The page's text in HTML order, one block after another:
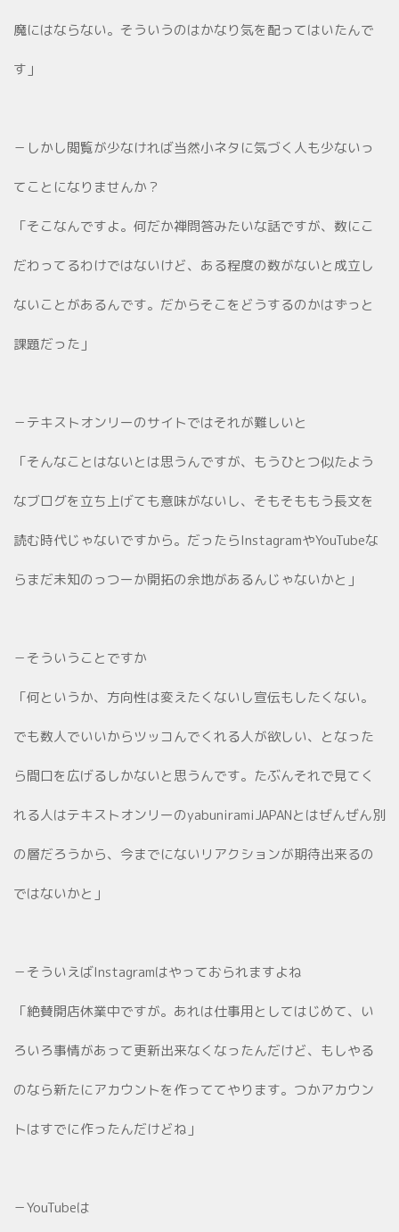
魔にはならない。そういうのはかなり気を配ってはいたんで
す」
－しかし閲覧が少なければ当然小ネタに気づく人も少ないっ
てことになりませんか？
「そこなんですよ。何だか禅問答みたいな話ですが、数にこ
だわってるわけではないけど、ある程度の数がないと成立し
ないことがあるんです。だからそこをどうするのかはずっと
課題だった」
－テキストオンリーのサイトではそれが難しいと
「そんなことはないとは思うんですが、もうひとつ似たよう
なブログを立ち上げても意味がないし、そもそももう長文を
読む時代じゃないですから。だったらInstagramやYouTubeな
らまだ未知のっつーか開拓の余地があるんじゃないかと」
－そういうことですか
「何というか、方向性は変えたくないし宣伝もしたくない。
でも数人でいいからツッコんでくれる人が欲しい、となった
ら間口を広げるしかないと思うんです。たぶんそれで見てく
れる人はテキストオンリーのyabuniramiJAPANとはぜんぜん別
の層だろうから、今までにないリアクションが期待出来るの
ではないかと」
－そういえばInstagramはやっておられますよね
「絶賛開店休業中ですが。あれは仕事用としてはじめて、い
ろいろ事情があって更新出来なくなったんだけど、もしやる
のなら新たにアカウントを作っててやります。つかアカウン
トはすでに作ったんだけどね」
－YouTubeは